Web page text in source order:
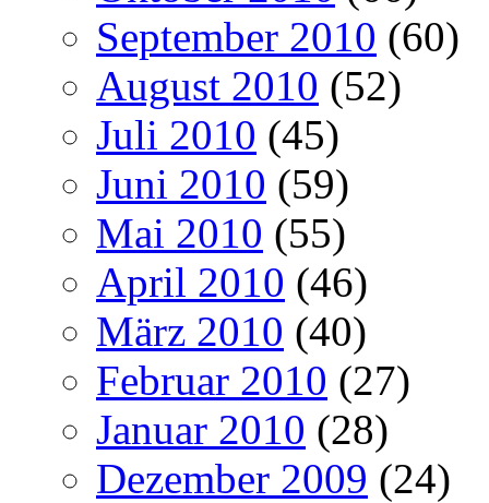
September 2010 (60)
August 2010 (52)
Juli 2010 (45)
Juni 2010 (59)
Mai 2010 (55)
April 2010 (46)
März 2010 (40)
Februar 2010 (27)
Januar 2010 (28)
Dezember 2009 (24)